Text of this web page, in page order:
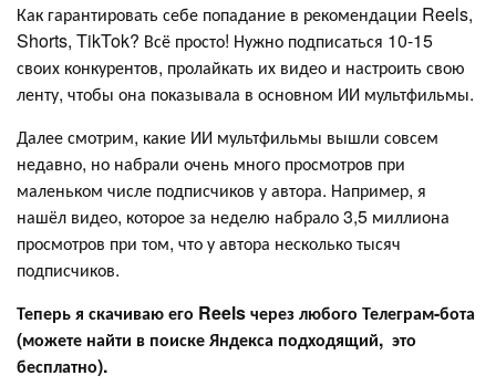
Как гарантировать себе попадание в рекомендации Reels,
Shorts, TikTok? Всё просто! Нужно подписаться 10-15
своих конкурентов, пролайкать их видео и настроить свою
ленту, чтобы она показывала в основном ИИ мультфильмы.
Далее смотрим, какие ИИ мультфильмы вышли совсем
недавно, но набрали очень много просмотров при
маленьком числе подписчиков у автора. Например, я
нашёл видео, которое за неделю набрало 3,5 миллиона
просмотров при том, что у автора несколько тысяч
подписчиков.
Теперь я скачиваю его Reels через любого Телеграм-бота
(можете найти в поиске Яндекса подходящий, это
бесплатно).